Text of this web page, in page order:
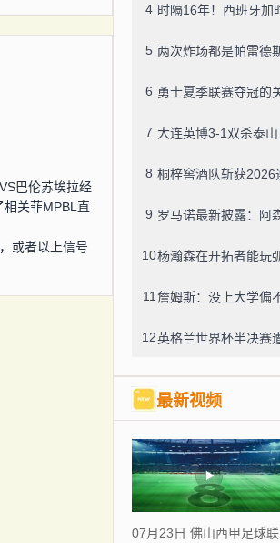
巴伦苏埃拉经
关菲MPBL直
或者以上信号
4
5
6
7
8
9
10
11
12
最新视频
07月23日 佛山西甲足球联